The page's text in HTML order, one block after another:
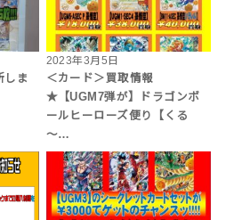
しま
2023年3月5日
＜カード＞買取情報
★【UGM7弾が】ドラゴンボ
ールヒーローズ便り【くる
～…